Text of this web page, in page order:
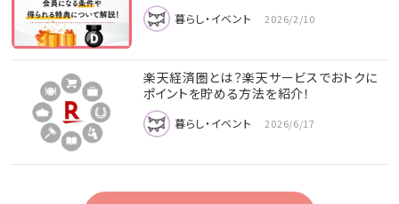
暮らし・イベント 2026/2/10
楽天経済圏とは？楽天サービスでおトクに
ポイントを貯める方法を紹介！
暮らし・イベント 2026/6/17